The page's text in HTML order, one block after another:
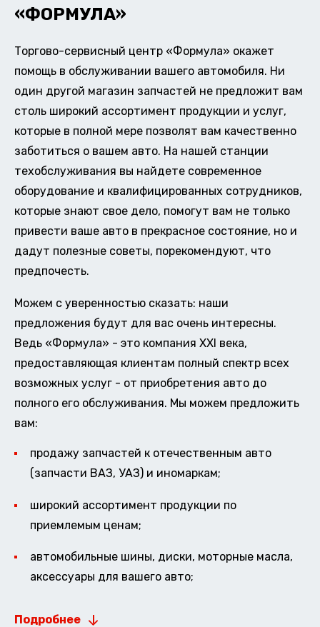
«ФОРМУЛА»
Торгово-сервисный центр «Формула» окажет
помощь в обслуживании вашего автомобиля. Ни
один другой магазин запчастей не предложит вам
столь широкий ассортимент продукции и услуг,
которые в полной мере позволят вам качественно
заботиться о вашем авто. На нашей станции
техобслуживания вы найдете современное
оборудование и квалифицированных сотрудников,
которые знают свое дело, помогут вам не только
привести ваше авто в прекрасное состояние, но и
дадут полезные советы, порекомендуют, что
предпочесть.
Можем с уверенностью сказать: наши
предложения будут для вас очень интересны.
Ведь «Формула» - это компания XXI века,
предоставляющая клиентам полный спектр всех
возможных услуг - от приобретения авто до
полного его обслуживания. Мы можем предложить
вам:
продажу запчастей к отечественным авто
(запчасти ВАЗ, УАЗ) и иномаркам;
широкий ассортимент продукции по
приемлемым ценам;
автомобильные шины, диски, моторные масла,
аксессуары для вашего авто;
Подробнее